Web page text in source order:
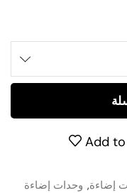
Add
إضاءة, وحدات إضاءة